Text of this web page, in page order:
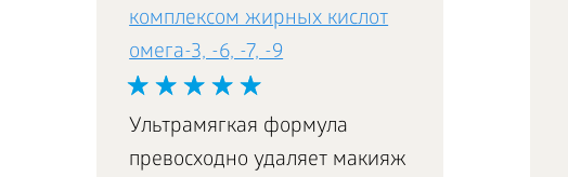
комплексом жирных кислот
омега-3, -6, -7, -9
Ультрамягкая формула
превосходно удаляет макияж